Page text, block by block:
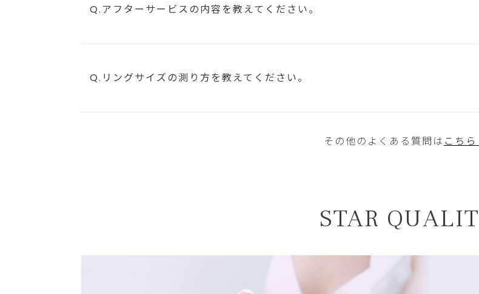
Q.アフターサービスの内容を教えてください。
Q.リングサイズの測り方を教えてください。
その他のよくある質問は こちら
STAR